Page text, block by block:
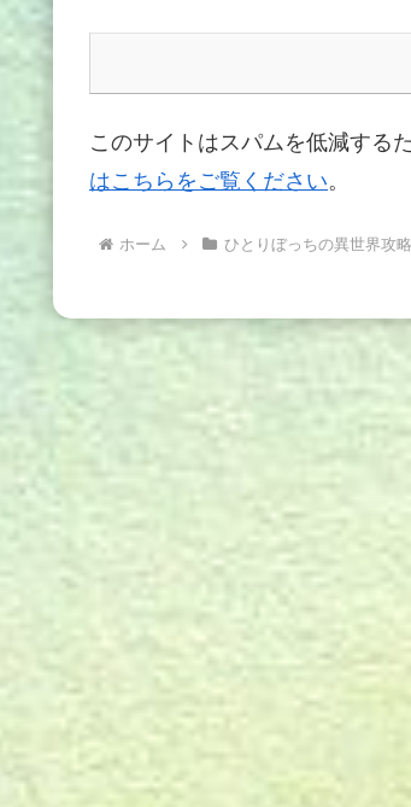
このサイトはスパムを低減する
はこちらをご覧ください。
ホーム ひとりぼっちの異世界攻略